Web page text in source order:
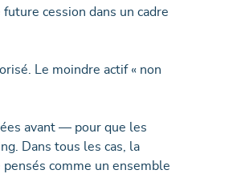
cession dans un cadre
Le moindre actif « non
avant — pour que les
Dans tous les cas, la
comme un ensemble